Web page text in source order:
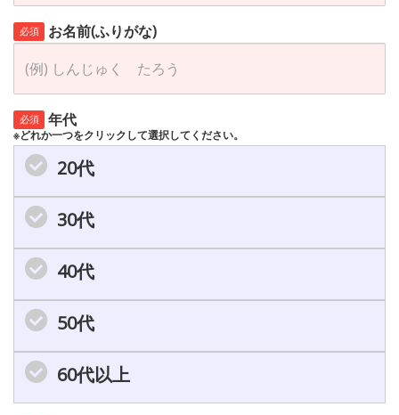
必須 お名前(ふりがな)
必須 年代
※どれか一つをクリックして選択してください。
20代
30代
40代
50代
60代以上